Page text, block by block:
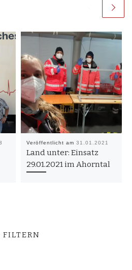
Veröffentlicht am31.01.2021
Land unter: Einsatz
29.01.2021 im Ahorntal